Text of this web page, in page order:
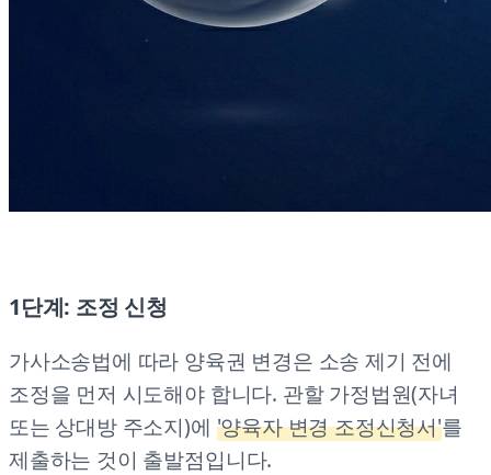
1단계: 조정 신청
가사소송법에 따라 양육권 변경은 소송 제기 전에
조정을 먼저 시도해야 합니다. 관할 가정법원(자녀
또는 상대방 주소지)에 '양육자 변경 조정신청서'를
제출하는 것이 출발점입니다.